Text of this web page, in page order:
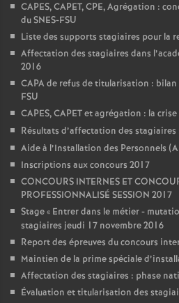
CAPES, CAPET, CPE, Agrégation :
du SNES-FSU
Liste des supports stagiaires pour la
Affectation des stagiaires dans
2016
CAPA de refus de titularisation : bilan
FSU
CAPES, CAPET et agrégation : la
Résultats d’affectation des stagiaires
Aide à l’Installation des Personnels
Inscriptions aux concours 2017
CONCOURS INTERNES ET
PROFESSIONNALISÉ SESSION 2017
Stage « Entrer dans le métier -
stagiaires jeudi 17 novembre 2016
Report des épreuves du concours
Maintien de la prime spéciale
Affectation des stagiaires : phase
Évaluation et titularisation des